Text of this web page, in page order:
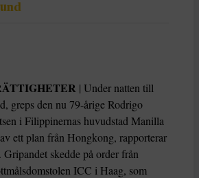
| Under natten till
greps den nu 79-årige Rodrigo
i Filippinernas huvudstad Manilla
ett plan från Hongkong, rapporterar
Gripandet skedde på order från
ICC i Haag, som